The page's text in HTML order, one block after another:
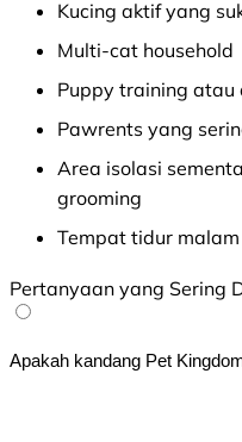
Kucing aktif yang
Multi-cat household
Puppy training atau
Pawrents yang
Area isolasi
grooming
Tempat tidur
Pertanyaan yang Sering
Apakah kandang Pet